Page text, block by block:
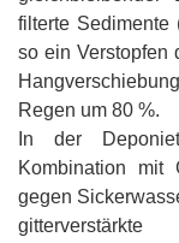
filterte Sedimente
so ein Verstopfen
Regen um 80 %.
In der
Kombination mit
gegen